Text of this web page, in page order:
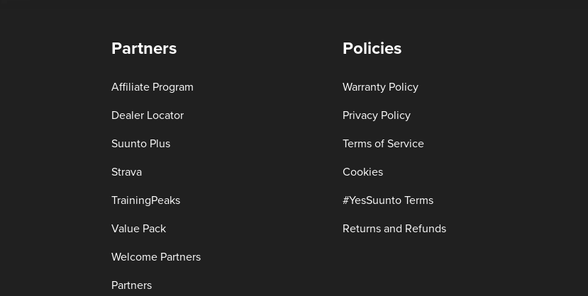
Partners
Affiliate Program
Dealer Locator
Suunto Plus
Strava
TrainingPeaks
Value Pack
Welcome Partners
Partners
Policies
Warranty Policy
Privacy Policy
Terms of Service
Cookies
#YesSuunto Terms
Returns and Refunds